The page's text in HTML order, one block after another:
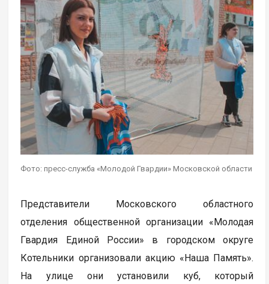
Фото: пресс-служба «Молодой Гвардии» Московской области
Представители Московского областного
отделения общественной организации «Молодая
Гвардия Единой России» в городском округе
Котельники организовали акцию «Наша Память».
На улице они установили куб, который